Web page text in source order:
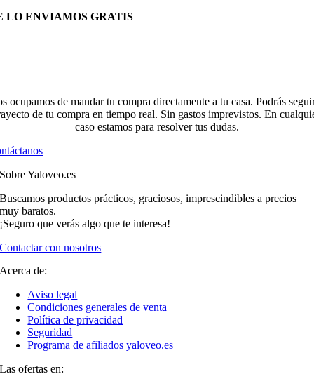
LO ENVIAMOS GRATIS
ocupamos de mandar tu compra directamente a tu casa. Podrás
de tu compra en tiempo real. Sin gastos imprevistos. En
caso estamos para resolver tus dudas.
Sobre Yaloveo.es
Buscamos productos prácticos, graciosos, imprescindibles a precios
muy baratos.
¡Seguro que verás algo que te interesa!
Contactar con nosotros
Acerca de:
Aviso legal
Condiciones generales de venta
Política de privacidad
Seguridad
Programa de afiliados yaloveo.es
Las ofertas en: